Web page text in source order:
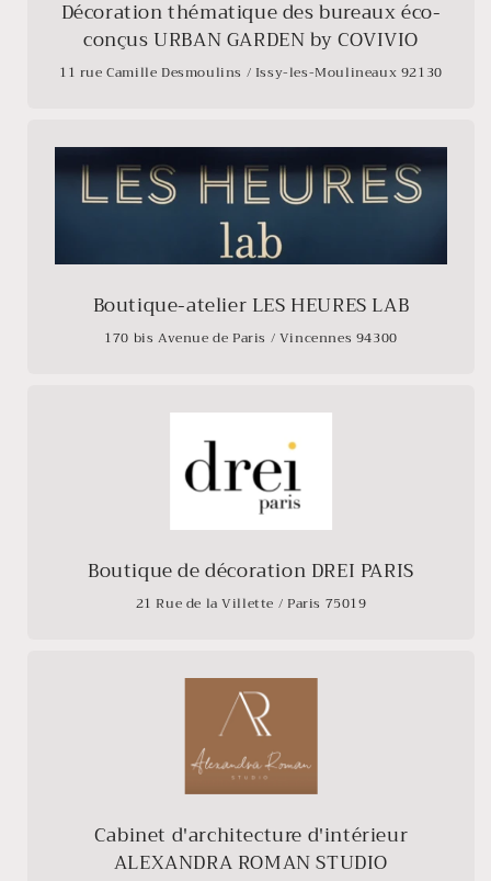
Décoration thématique des bureaux éco-
conçus URBAN GARDEN by COVIVIO
11 rue Camille Desmoulins / Issy-les-Moulineaux 92130
Boutique-atelier LES HEURES LAB
170 bis Avenue de Paris / Vincennes 94300
Boutique de décoration DREI PARIS
21 Rue de la Villette / Paris 75019
Cabinet d'architecture d'intérieur
ALEXANDRA ROMAN STUDIO